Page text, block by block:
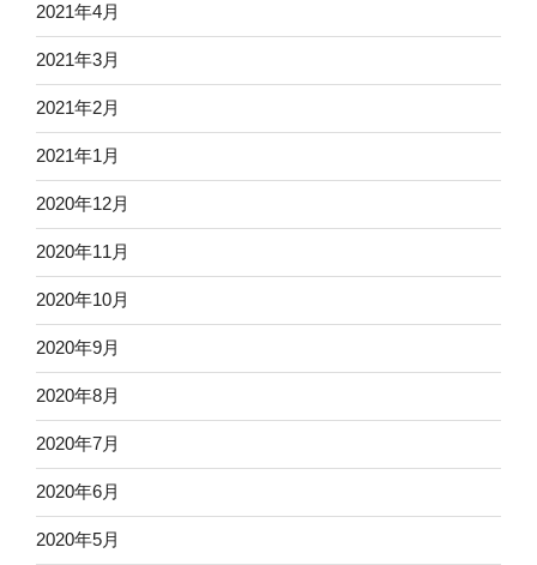
2021年4月
2021年3月
2021年2月
2021年1月
2020年12月
2020年11月
2020年10月
2020年9月
2020年8月
2020年7月
2020年6月
2020年5月